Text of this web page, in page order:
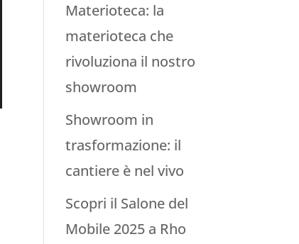
Materioteca: la
materioteca che
rivoluziona il nostro
showroom
Showroom in
trasformazione: il
cantiere è nel vivo
Scopri il Salone del
Mobile 2025 a Rho